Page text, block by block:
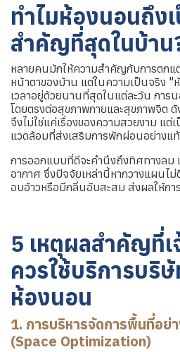
ทำไมห้องนอนถึง
สำคัญที่สุดในบ้าน
หลายคนมักให้ความสำคัญกับการตกแ
หน้าตาของบ้าน แต่ในความเป็นจริง
เวลาอยู่ด้วยนานที่สุดในแต่ละวัน กา
โดยตรงต่อสุขภาพกายและสุขภาพจิต
จึงไม่ใช่แค่เรื่องของความสวยงาม แต่
แวดล้อมที่ส่งเสริมการพักผ่อนอย่างแ
การออกแบบที่ดีจะคำนึงถึงทิศทางลม
อากาศ ซึ่งปัจจัยเหล่านี้หากวางแผนไ
อบอ้าวหรือมีกลิ่นอับสะสม ส่งผลให้กา
5 เหตุผลสำคัญที่เ
ควรใช้บริการบริ
ห้องนอน
1. การบริหารจัดการพื้นที่อย่
(Space Optimization)